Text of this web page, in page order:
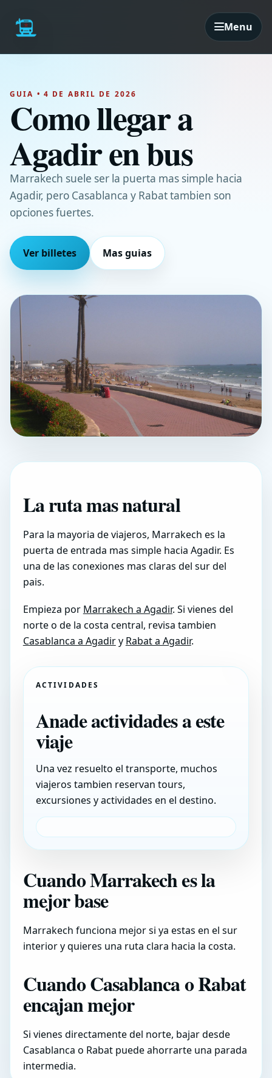
Menu
GUIA • 4 DE ABRIL DE 2026
Como llegar a
Agadir en bus
Marrakech suele ser la puerta mas simple hacia
Agadir, pero Casablanca y Rabat tambien son
opciones fuertes.
Ver billetes Mas guias
La ruta mas natural
Para la mayoria de viajeros, Marrakech es la
puerta de entrada mas simple hacia Agadir. Es
una de las conexiones mas claras del sur del
pais.
Empieza por Marrakech a Agadir. Si vienes del
norte o de la costa central, revisa tambien
Casablanca a Agadiry Rabat a Agadir.
ACTIVIDADES
Anade actividades a este
viaje
Una vez resuelto el transporte, muchos
viajeros tambien reservan tours,
excursiones y actividades en el destino.
Cuando Marrakech es la
mejor base
Marrakech funciona mejor si ya estas en el sur
interior y quieres una ruta clara hacia la costa.
Cuando Casablanca o Rabat
encajan mejor
Si vienes directamente del norte, bajar desde
Casablanca o Rabat puede ahorrarte una parada
intermedia.